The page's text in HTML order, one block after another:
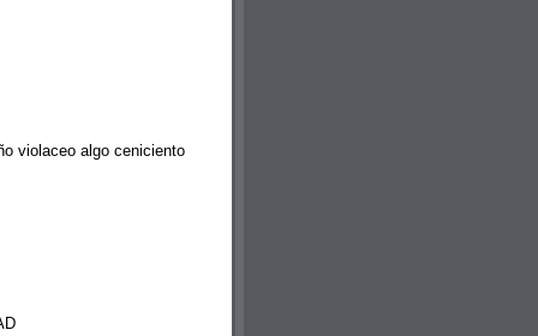
violaceo algo ceniciento